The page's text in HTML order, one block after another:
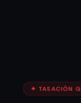
✦ TASACIÓN